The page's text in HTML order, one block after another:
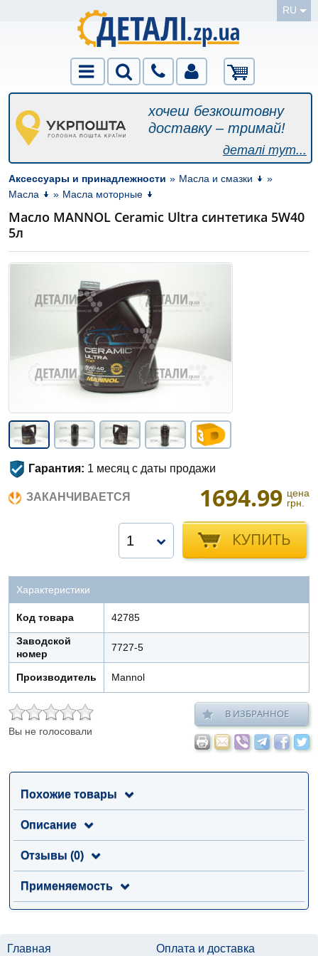
RU
хочеш безкоштовну
доставку – тримай!
деталі тут...
Аксессуары и принадлежности » Масла и смазки
»
Масла
» Масла моторные
Масло MANNOL Ceramic Ultra синтетика 5W40
5л
Гарантия: 1 месяц с даты продажи
ЗАКАНЧИВАЕТСЯ 1694.99 цена
грн.
КУПИТЬ
1
Характеристики
Код товара 42785
Заводской
номер
7727-5
Производитель Mannol
Вы не голосовали
В ИЗБРАННОЕ
Похожие товары
Описание
Отзывы (0)
Применяемость
Главная Оплата и доставка